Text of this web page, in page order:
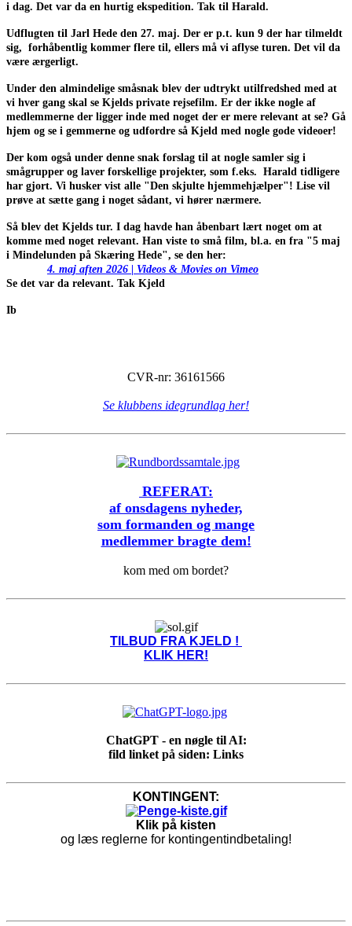
i dag. Det var da en hurtig ekspedition. Tak til Harald.
Udflugten til Jarl Hede den 27. maj. Der er p.t. kun 9 der har tilmeldt
sig, forhåbentlig kommer flere til, ellers må vi aflyse turen. Det vil da
være ærgerligt.
Under den almindelige småsnak blev der udtrykt utilfredshed med at
vi hver gang skal se Kjelds private rejsefilm. Er der ikke nogle af
medlemmerne der ligger inde med noget der er mere relevant at se? Gå
hjem og se i gemmerne og udfordre så Kjeld med nogle gode videoer!
Der kom også under denne snak forslag til at nogle samler sig i
smågrupper og laver forskellige projekter, som f.eks. Harald tidligere
har gjort. Vi husker vist alle "Den skjulte hjemmehjælper"! Lise vil
prøve at sætte gang i noget sådant, vi hører nærmere.
Så blev det Kjelds tur. I dag havde han åbenbart lært noget om at
komme med noget relevant. Han viste to små film, bl.a. en fra "5 maj
i Mindelunden på Skæring Hede", se den her:
4. maj aften 2026 | Videos & Movies on Vimeo
Se det var da relevant. Tak Kjeld
Ib
CVR-nr: 36161566
Se klubbens idegrundlag her!
REFERAT:
af onsdagens nyheder,
som formanden og mange
medlemmer bragte dem!
kom med om bordet?
TILBUD FRA KJELD !
KLIK HER!
ChatGPT - en nøgle til AI:
fild linket på siden: Links
KONTINGENT:
Klik på kisten
og læs reglerne for kontingentindbetaling!